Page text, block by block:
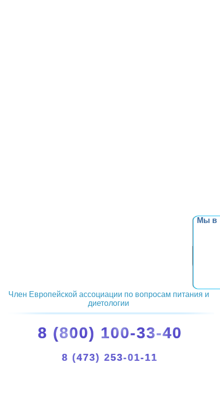
Мы в
Член Европейской ассоциации по вопросам питания и
диетологии
8 (800) 100-33-40
8 (473) 253-01-11